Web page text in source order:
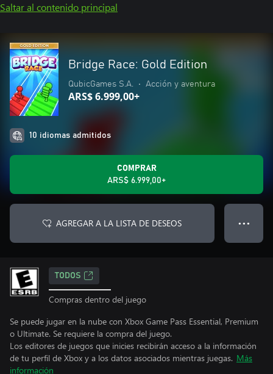
Saltar al contenido principal
Bridge Race: Gold Edition
QubicGames S.A. • Acción y aventura
ARS$ 6.999,00+
10 idiomas admitidos
COMPRAR
ARS$ 6.999,00+
AGREGAR A LA LISTA DE DESEOS ● ● ●
TODOS
Compras dentro del juego
Se puede jugar en la nube con Xbox Game Pass Essential, Premium
o Ultimate. Se requiere la compra del juego.
Los editores de juegos que inicies recibirán acceso a la información
de tu perfil de Xbox y a los datos asociados mientras juegas. Más
información